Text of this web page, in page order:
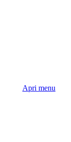
Apri menu